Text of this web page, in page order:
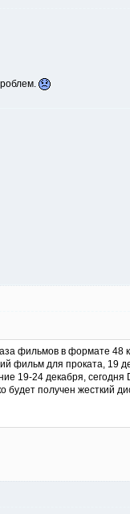
фильмов в формате 48
фильм для проката, 19
19-24 декабря,
получен жесткий